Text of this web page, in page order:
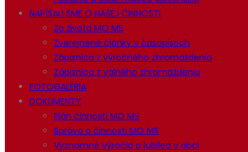
NAPÍSALI SME O NAŠEJ ČINNOSTI
Zo života MO MS
Zverejnené články v časopisoch
Zápisnica z výročného zhromaždenia
Zápisnica z valného zhromaždenia
FOTOGALÉRIA
DOKUMENTY
Plán činnosti MO MS
Správa o činnosti MO MS
Významné výročia a jubilea v obci